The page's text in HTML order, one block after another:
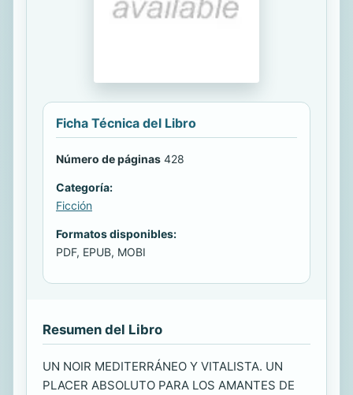
Ficha Técnica del Libro
Número de páginas 428
Categoría:
Ficción
Formatos disponibles:
PDF, EPUB, MOBI
Resumen del Libro
UN NOIR MEDITERRÁNEO Y VITALISTA. UN
PLACER ABSOLUTO PARA LOS AMANTES DE